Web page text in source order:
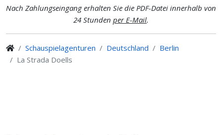
Nach Zahlungseingang erhalten Sie die PDF-Datei innerhalb von
24 Stunden per E-Mail.
Schauspielagenturen Deutschland
Berlin
La Strada Doells